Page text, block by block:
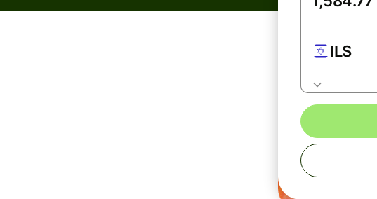
ILS